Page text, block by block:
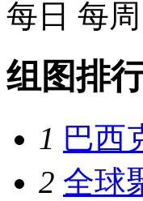
每日 每周
组图排
1 巴西
2 全球